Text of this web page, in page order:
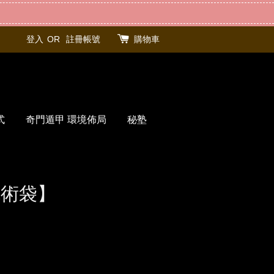
登入 OR 註冊帳號 購物車
奇門遁甲 環境佈局 秘塾
袋】